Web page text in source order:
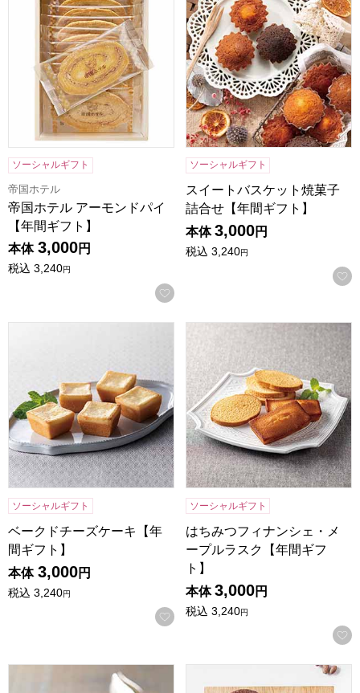
ソーシャルギフト
帝国ホテル
帝国ホテル アーモンドパイ
【年間ギフト】
本体 3,000円
税込 3,240円
お気に入りに登録する
ソーシャルギフト
スイートバスケット焼菓子
詰合せ【年間ギフト】
本体 3,000円
税込 3,240円
ソーシャルギフト
ベークドチーズケーキ【年
間ギフト】
本体 3,000円
税込 3,240円
お気に入りに登録する
はちみつフィナンシェ・メ
ソーシャルギフト
はちみつフィナンシェ・メ
ープルラスク【年間ギフ
ト】
本体 3,000円
税込 3,240円
ミカドコーヒー トリュフショコラコーヒー【年間ギフト】
ル・ショコラ・アラン・デ